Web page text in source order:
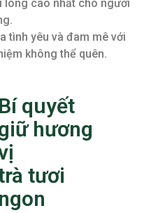
lòng cao nhất cho người
tình yêu và đam mê với
không thể quên.
Bí quyết
hương
tươi
ngon